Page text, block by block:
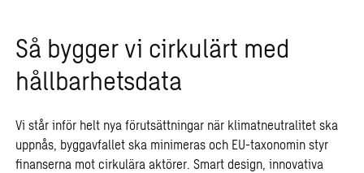
Så bygger vi cirkulärt med
hållbarhetsdata
Vi står inför helt nya förutsättningar när klimatneutralitet ska
uppnås, byggavfallet ska minimeras och EU-taxonomin styr
finanserna mot cirkulära aktörer. Smart design, innovativa